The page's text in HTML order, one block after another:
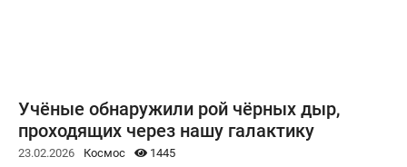
Учёные обнаружили рой чёрных дыр,
проходящих через нашу галактику
23.02.2026 Космос
1445